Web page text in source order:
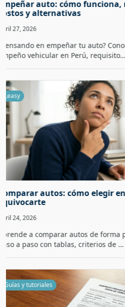
Enganche de un carro:
tu mensualidad
April 16, 2026
¿Cuánto dar de enganche para
elegir el porcentaje ideal, reducir
Guías y tutoriales
Cotizador de autos: cómo
encontrar el mejor trato
April 13, 2026
Aprende a usar un cotizador de
efectiva. Guía paso a paso para
Marcas de autos